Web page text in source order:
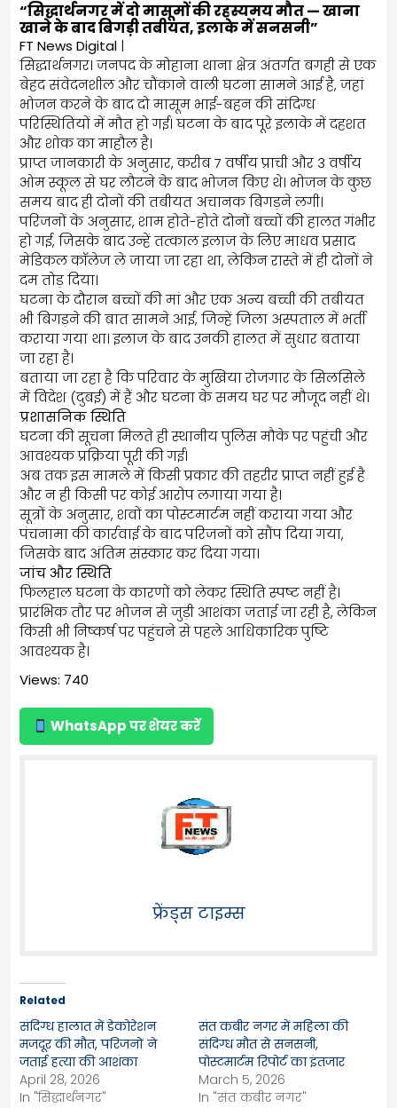
“सिद्धार्थनगर में दो मासूमों की रहस्यमय मौत — खाना
खाने के बाद बिगड़ी तबीयत, इलाके में सनसनी”
FT News Digital |
सिद्धार्थनगर। जनपद के मोहाना थाना क्षेत्र अंतर्गत बगही से एक
बेहद संवेदनशील और चौंकाने वाली घटना सामने आई है, जहां
भोजन करने के बाद दो मासूम भाई-बहन की संदिग्ध
परिस्थितियों में मौत हो गई। घटना के बाद पूरे इलाके में दहशत
और शोक का माहौल है।
प्राप्त जानकारी के अनुसार, करीब 7 वर्षीय प्राची और 3 वर्षीय
ओम स्कूल से घर लौटने के बाद भोजन किए थे। भोजन के कुछ
समय बाद ही दोनों की तबीयत अचानक बिगड़ने लगी।
परिजनों के अनुसार, शाम होते-होते दोनों बच्चों की हालत गंभीर
हो गई, जिसके बाद उन्हें तत्काल इलाज के लिए माधव प्रसाद
मेडिकल कॉलेज ले जाया जा रहा था, लेकिन रास्ते में ही दोनों ने
दम तोड़ दिया।
घटना के दौरान बच्चों की मां और एक अन्य बच्ची की तबीयत
भी बिगड़ने की बात सामने आई, जिन्हें जिला अस्पताल में भर्ती
कराया गया था। इलाज के बाद उनकी हालत में सुधार बताया
जा रहा है।
बताया जा रहा है कि परिवार के मुखिया रोजगार के सिलसिले
में विदेश (दुबई) में हैं और घटना के समय घर पर मौजूद नहीं थे।
प्रशासनिक स्थिति
घटना की सूचना मिलते ही स्थानीय पुलिस मौके पर पहुंची और
आवश्यक प्रक्रिया पूरी की गई।
अब तक इस मामले में किसी प्रकार की तहरीर प्राप्त नहीं हुई है
और न ही किसी पर कोई आरोप लगाया गया है।
सूत्रों के अनुसार, शवों का पोस्टमार्टम नहीं कराया गया और
पंचनामा की कार्रवाई के बाद परिजनों को सौंप दिया गया,
जिसके बाद अंतिम संस्कार कर दिया गया।
जांच और स्थिति
फिलहाल घटना के कारणों को लेकर स्थिति स्पष्ट नहीं है।
प्रारंभिक तौर पर भोजन से जुड़ी आशंका जताई जा रही है, लेकिन
किसी भी निष्कर्ष पर पहुंचने से पहले आधिकारिक पुष्टि
आवश्यक है।
Views: 740
WhatsApp पर शेयर करें
फ्रेंड्स टाइम्स
Related
संदिग्ध हालात में डेकोरेशन
मजदूर की मौत, परिजनों ने
जताई हत्या की आशंका
April 28, 2026
In "सिद्धार्थनगर"
संत कबीर नगर में महिला की
संदिग्ध मौत से सनसनी,
पोस्टमार्टम रिपोर्ट का इंतजार
March 5, 2026
In "संत कबीर नगर"